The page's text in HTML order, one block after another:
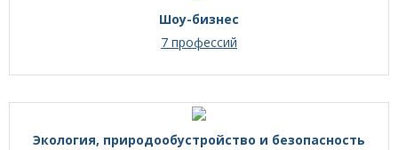
Шоу-бизнес
7 профессий
Экология, природообустройство и безопасность